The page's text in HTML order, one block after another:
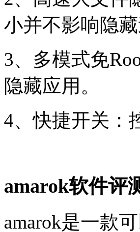
小并不影响隐藏
3、多模式免
隐藏应用。
4、快捷开关：
amarok软件评
amarok是一款